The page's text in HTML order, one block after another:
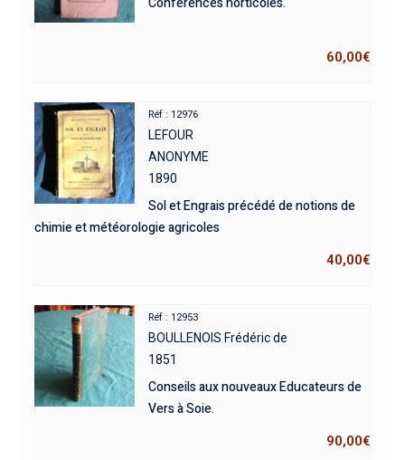
60,00€
Réf : 12976
LEFOUR
ANONYME
1890
Sol et Engrais précédé de notions de
chimie et météorologie agricoles
40,00€
Réf : 12953
BOULLENOIS Frédéric de
1851
Conseils aux nouveaux Educateurs de
Vers à Soie.
90,00€